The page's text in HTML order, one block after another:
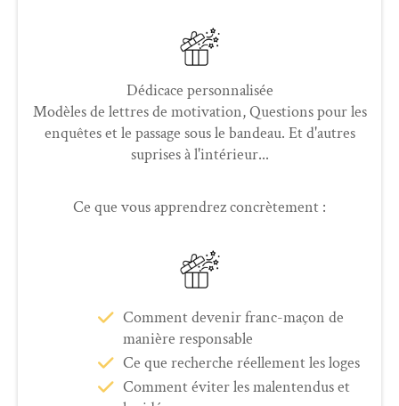
Dédicace personnalisée
Modèles de lettres de motivation, Questions pour les
enquêtes et le passage sous le bandeau. Et d'autres
suprises à l'intérieur...
Ce que vous apprendrez concrètement :
Comment devenir franc-maçon de
manière responsable
Ce que recherche réellement les loges
Comment éviter les malentendus et